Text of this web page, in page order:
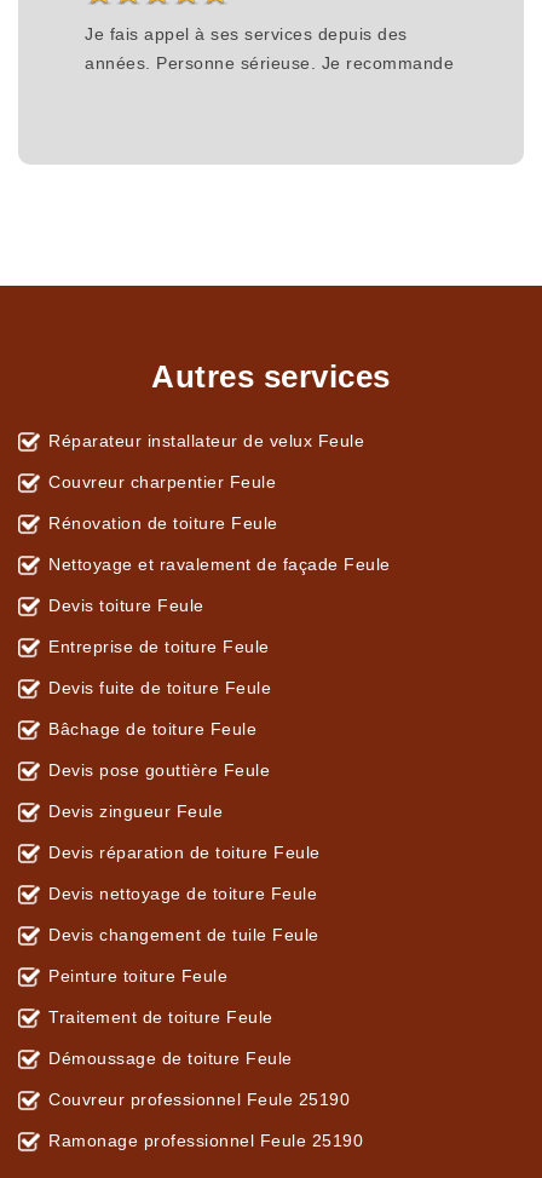
Je fais appel à ses services depuis des
années. Personne sérieuse. Je recommande
Autres services
Réparateur installateur de velux Feule
Couvreur charpentier Feule
Rénovation de toiture Feule
Nettoyage et ravalement de façade Feule
Devis toiture Feule
Entreprise de toiture Feule
Devis fuite de toiture Feule
Bâchage de toiture Feule
Devis pose gouttière Feule
Devis zingueur Feule
Devis réparation de toiture Feule
Devis nettoyage de toiture Feule
Devis changement de tuile Feule
Peinture toiture Feule
Traitement de toiture Feule
Démoussage de toiture Feule
Couvreur professionnel Feule 25190
Ramonage professionnel Feule 25190